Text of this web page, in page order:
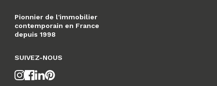
Pionnier de l'immobilier
contemporain en France
depuis 1998
SUIVEZ-NOUS